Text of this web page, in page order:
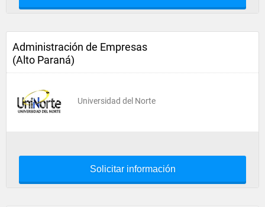
Administración de Empresas
(Alto Paraná)
Universidad del Norte
Solicitar información